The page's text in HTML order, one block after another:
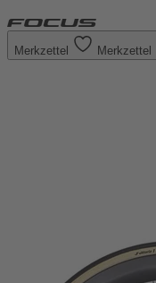
Merkzettel Merkzettel